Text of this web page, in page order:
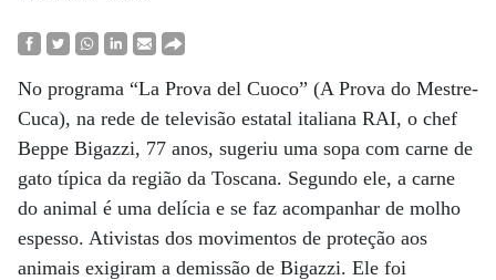
No programa “La Prova del Cuoco” (A Prova do Mestre-
Cuca), na rede de televisão estatal italiana RAI, o chef
Beppe Bigazzi, 77 anos, sugeriu uma sopa com carne de
gato típica da região da Toscana. Segundo ele, a carne
do animal é uma delícia e se faz acompanhar de molho
espesso. Ativistas dos movimentos de proteção aos
animais exigiram a demissão de Bigazzi. Ele foi